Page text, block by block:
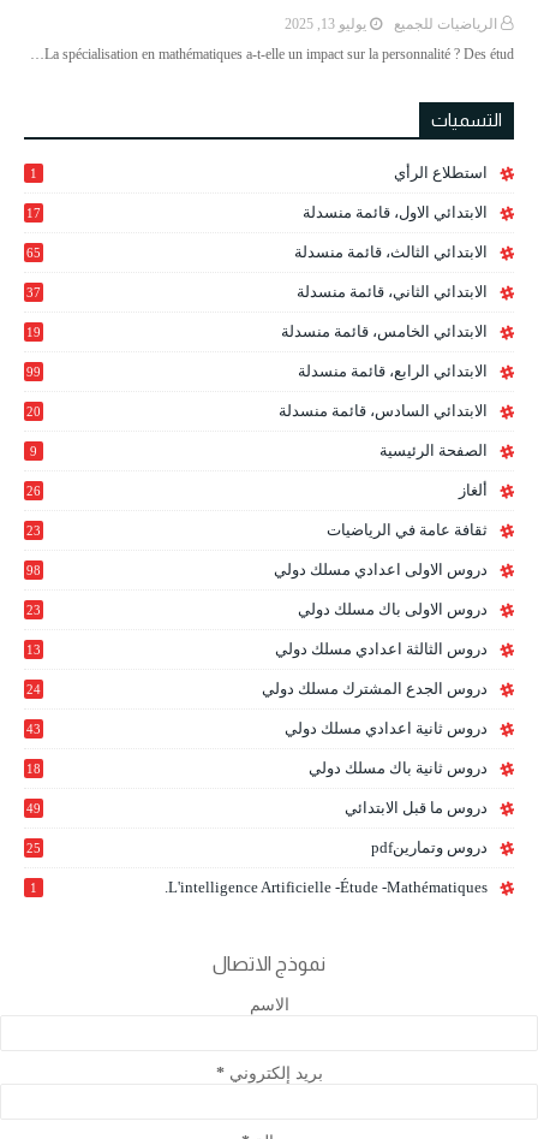
الرياضيات للجميع
يوليو 13, 2025
La spécialisation en mathématiques a-t-elle un impact sur la personnalité ? Des étud…
التسميات
استطلاع الرأي 1
الابتدائي الاول، قائمة منسدلة 17
الابتدائي الثالث، قائمة منسدلة 65
الابتدائي الثاني، قائمة منسدلة 37
الابتدائي الخامس، قائمة منسدلة
19
الابتدائي الرابع، قائمة منسدلة 99
الابتدائي السادس، قائمة منسدلة
20
الصفحة الرئيسية 9
ألغاز 26
ثقافة عامة في الرياضيات 23
دروس الاولى اعدادي مسلك دولي 98
دروس الاولى باك مسلك دولي
23
دروس الثالثة اعدادي مسلك دولي
13
دروس الجدع المشترك مسلك دولي
24
دروس ثانية اعدادي مسلك دولي 43
دروس ثانية باك مسلك دولي
18
دروس ما قبل الابتدائي 49
دروس وتمارينpdf 25
L'intelligence Artificielle -étude -mathématiques.
1
نموذج الاتصال
الاسم
بريد إلكتروني*